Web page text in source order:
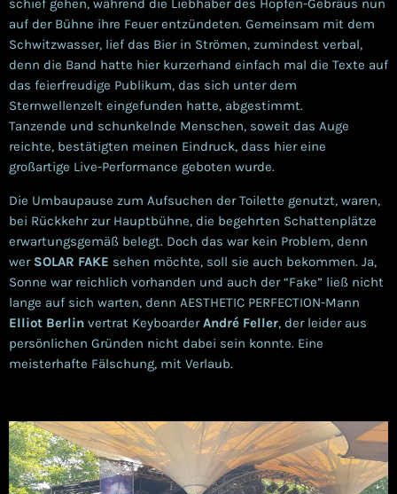
schief gehen, während die Liebhaber des Hopfen-Gebräus nun
auf der Bühne ihre Feuer entzündeten. Gemeinsam mit dem
Schwitzwasser, lief das Bier in Strömen, zumindest verbal,
denn die Band hatte hier kurzerhand einfach mal die Texte auf
das feierfreudige Publikum, das sich unter dem
Sternwellenzelt eingefunden hatte, abgestimmt.
Tanzende und schunkelnde Menschen, soweit das Auge
reichte, bestätigten meinen Eindruck, dass hier eine
großartige Live-Performance geboten wurde.
Die Umbaupause zum Aufsuchen der Toilette genutzt, waren,
bei Rückkehr zur Hauptbühne, die begehrten Schattenplätze
erwartungsgemäß belegt. Doch das war kein Problem, denn
wer SOLAR FAKE sehen möchte, soll sie auch bekommen. Ja,
Sonne war reichlich vorhanden und auch der “Fake” ließ nicht
lange auf sich warten, denn AESTHETIC PERFECTION-Mann
Elliot Berlin vertrat KeyboarderAndré Feller, der leider aus
persönlichen Gründen nicht dabei sein konnte. Eine
meisterhafte Fälschung, mit Verlaub.